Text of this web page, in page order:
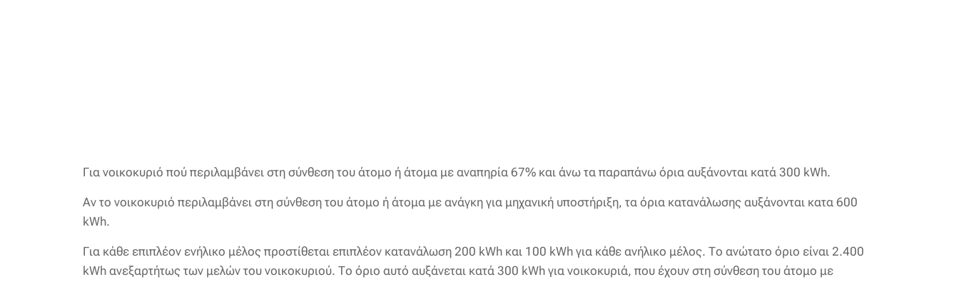
Για νοικοκυριό πού περιλαμβάνει στη σύνθεση του άτομο ή άτομα με αναπηρία 67% και άνω τα παραπάνω όρια αυξάνονται κατά 300 kWh.
Αν το νοικοκυριό περιλαμβάνει στη σύνθεση του άτομο ή άτομα με ανάγκη για μηχανική υποστήριξη, τα όρια κατανάλωσης αυξάνονται κατα 600
kWh.
Για κάθε επιπλέον ενήλικο μέλος προστίθεται επιπλέον κατανάλωση 200 kWh και 100 kWh για κάθε ανήλικο μέλος. Το ανώτατο όριο είναι 2.400
kWh ανεξαρτήτως των μελών του νοικοκυριού. Το όριο αυτό αυξάνεται κατά 300 kWh για νοικοκυριά, που έχουν στη σύνθεση του άτομο με